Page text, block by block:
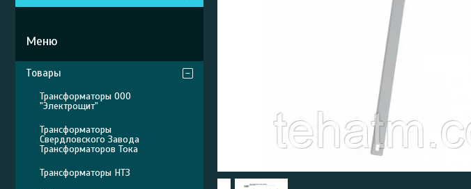
Товары
Трансформаторы ООО
"Электрощит"
Трансформаторы
Свердловского Завода
Трансформаторов Тока
Трансформаторы НТЗ